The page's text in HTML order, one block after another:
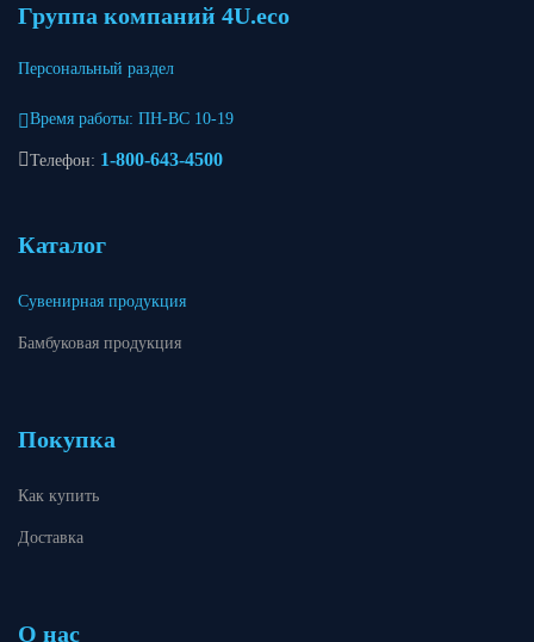
Группа компаний 4U.eco
Персональный раздел
Время работы: ПН-ВС 10-19
Телефон: 1-800-643-4500
Каталог
Сувенирная продукция
Бамбуковая продукция
Покупка
Как купить
Доставка
О нас